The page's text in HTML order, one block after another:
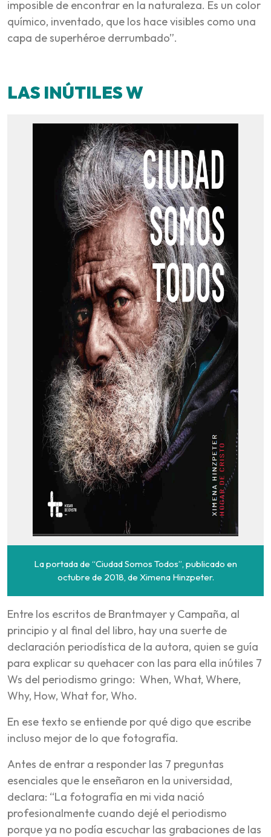
imposible de encontrar en la naturaleza. Es un color
químico, inventado, que los hace visibles como una
capa de superhéroe derrumbado”.
LAS INÚTILES W
La portada de “Ciudad Somos Todos”, publicado en
octubre de 2018, de Ximena Hinzpeter.
Entre los escritos de Brantmayer y Campaña, al
principio y al final del libro, hay una suerte de
declaración periodística de la autora, quien se guía
para explicar su quehacer con las para ella inútiles 7
Ws del periodismo gringo: When, What, Where,
Why, How, What for, Who.
En ese texto se entiende por qué digo que escribe
incluso mejor de lo que fotografía.
Antes de entrar a responder las 7 preguntas
esenciales que le enseñaron en la universidad,
declara: “La fotografía en mi vida nació
profesionalmente cuando dejé el periodismo
porque ya no podía escuchar las grabaciones de las